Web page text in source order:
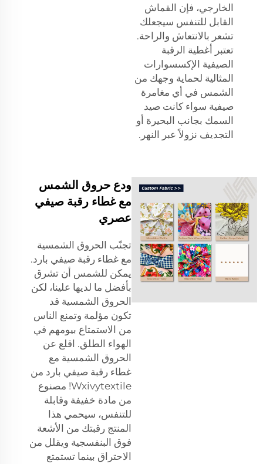
الخارجي، فإن القماش
القابل للتنفس سيجعلك
تشعر بالانتعاش والراحة.
تعتبر أغطية الرقبة
الصيفية الإكسسوارات
المثالية لحماية وجهك من
الشمس في أي مغامرة
صيفية سواء كانت صيد
السمك بجانب البحيرة أو
التجديف نزولاً عبر النهر.
ودع حروق الشمس
مع غطاء رقبة صيفي
عصري
تجنّب الحروق الشمسية
مع غطاء رقبة صيفي بارد.
يمكن للشمس أن تشرق
بأفضل ما لديها علينا، لكن
الحروق الشمسية قد
تكون مؤلمة وتمنع الناس
من الاستمتاع بيومهم في
الهواء الطلق. اقلع عن
الحروق الشمسية مع
غطاء رقبة صيفي بارد من
Wxivytextile! مصنوع
من مادة خفيفة وقابلة
للتنفس، سيحمي هذا
المنتج رقبتك من الأشعة
فوق البنفسجية ويقلل من
الاحتراق بينما تستمتع